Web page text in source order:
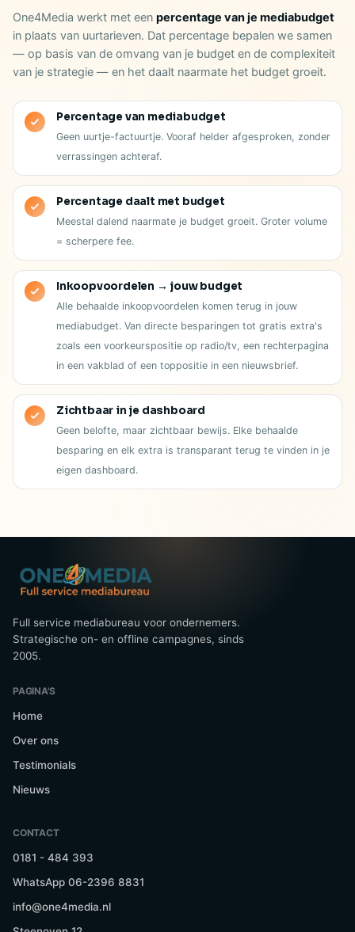
One4Media werkt met een percentage van je mediabudget
in plaats van uurtarieven. Dat percentage bepalen we samen
— op basis van de omvang van je budget en de complexiteit
van je strategie — en het daalt naarmate het budget groeit.
Percentage van mediabudget
Geen uurtje-factuurtje. Vooraf helder afgesproken, zonder
verrassingen achteraf.
Percentage daalt met budget
Meestal dalend naarmate je budget groeit. Groter volume
= scherpere fee.
Inkoopvoordelen → jouw budget
Alle behaalde inkoopvoordelen komen terug in jouw
mediabudget. Van directe besparingen tot gratis extra's
zoals een voorkeurspositie op radio/tv, een rechterpagina
in een vakblad of een toppositie in een nieuwsbrief.
Zichtbaar in je dashboard
Geen belofte, maar zichtbaar bewijs. Elke behaalde
besparing en elk extra is transparant terug te vinden in je
eigen dashboard.
Full service mediabureau voor ondernemers.
Strategische on- en offline campagnes, sinds
2005.
PAGINA'S
Home
Over ons
Testimonials
Nieuws
CONTACT
0181 - 484 393
WhatsApp 06-2396 8831
info@one4media.nl